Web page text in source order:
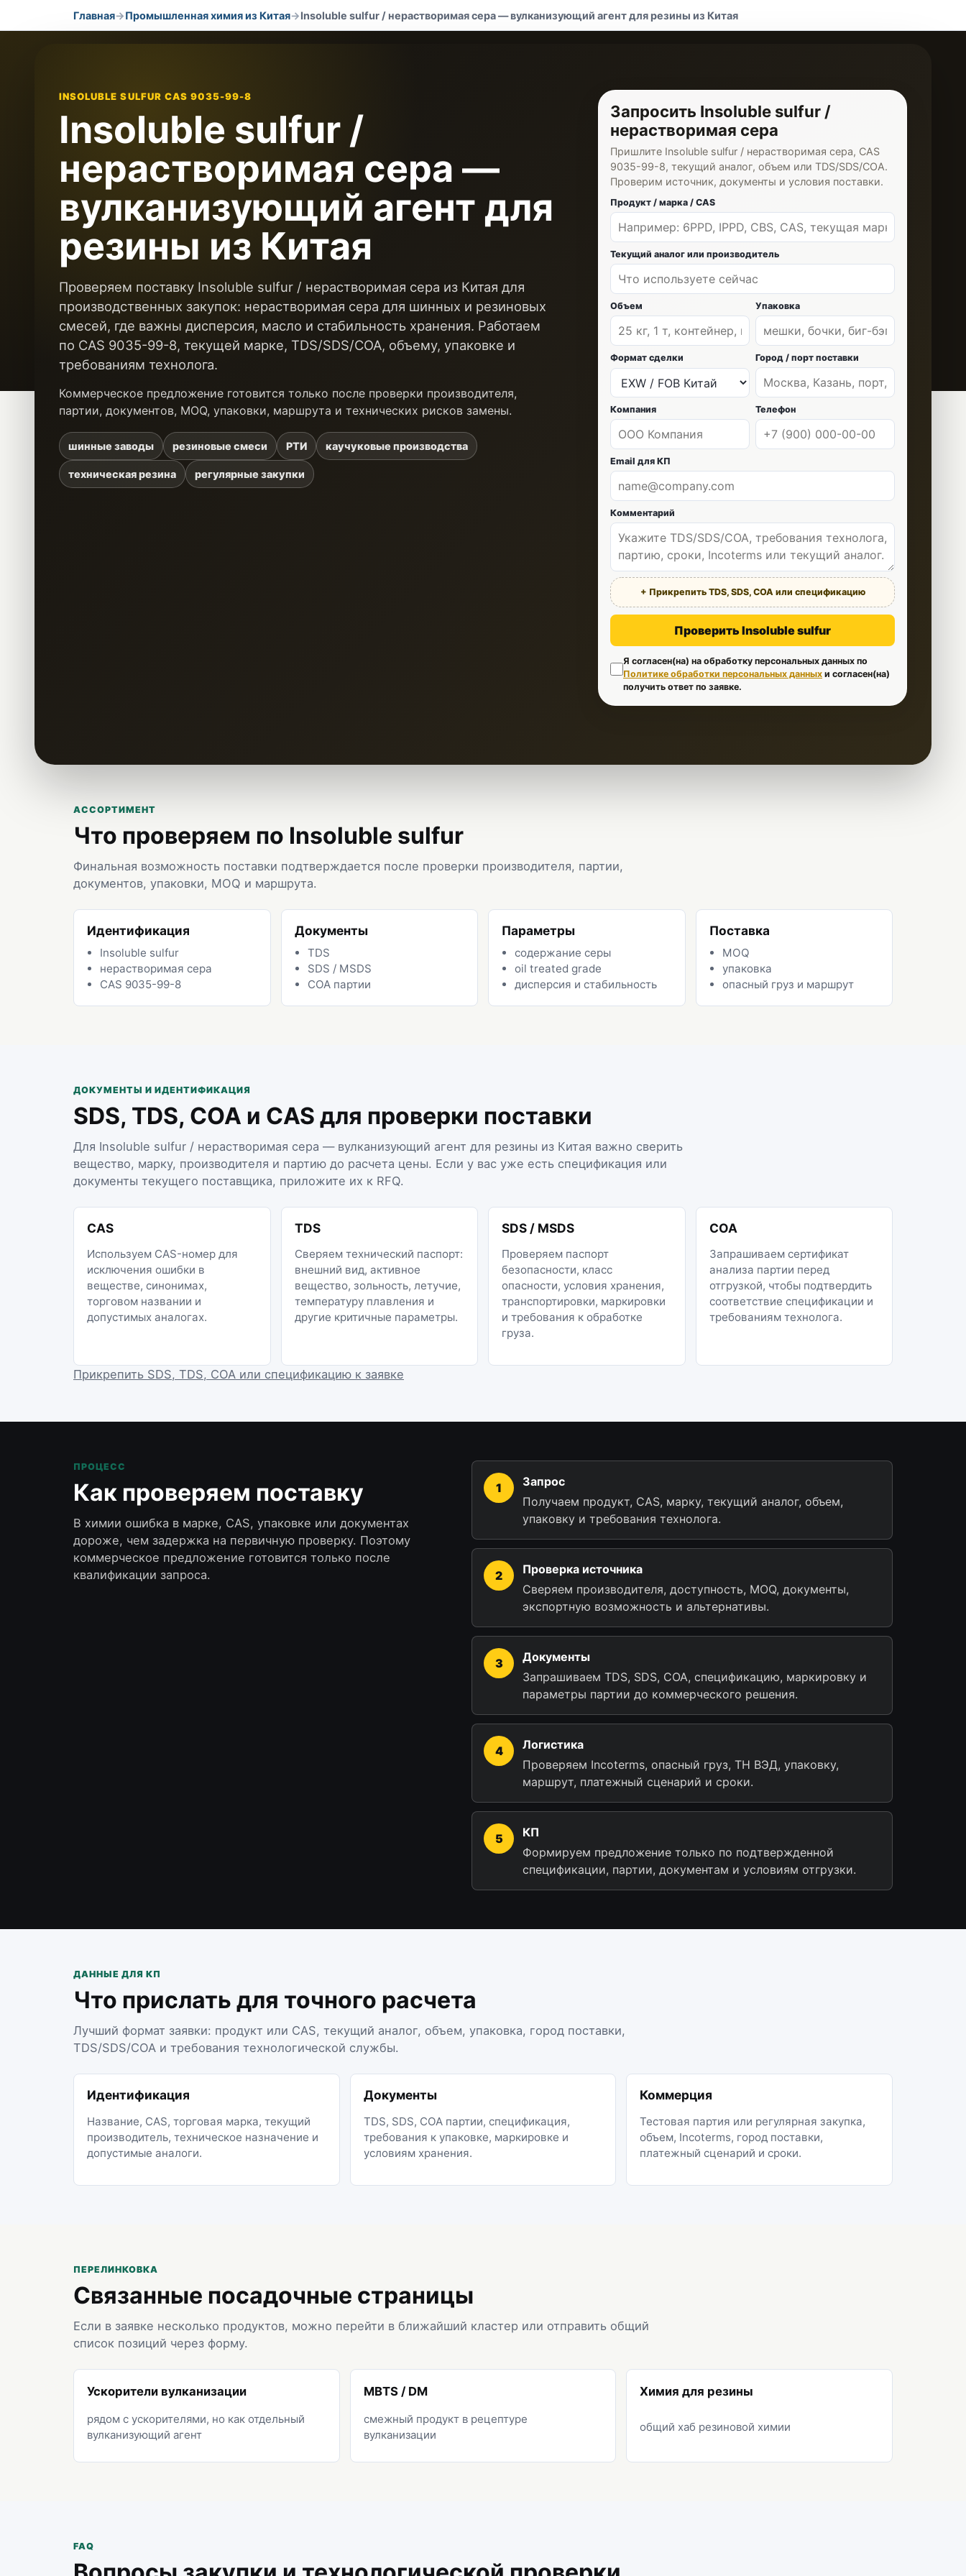
Главная→Промышленная химия из Китая→Insoluble sulfur / нерастворимая сера — вулканизующий агент для резины из Китая
INSOLUBLE SULFUR CAS 9035-99-8
Insoluble sulfur /
нерастворимая сера —
вулканизующий агент для
резины из Китая
Проверяем поставку Insoluble sulfur / нерастворимая сера из Китая для
производственных закупок: нерастворимая сера для шинных и резиновых
смесей, где важны дисперсия, масло и стабильность хранения. Работаем
по CAS 9035-99-8, текущей марке, TDS/SDS/COA, объему, упаковке и
требованиям технолога.
Коммерческое предложение готовится только после проверки производителя,
партии, документов, MOQ, упаковки, маршрута и технических рисков замены.
шинные заводы резиновые смеси РТИ каучуковые производства
техническая резина регулярные закупки
Запросить Insoluble sulfur /
нерастворимая сера
Пришлите Insoluble sulfur / нерастворимая сера, CAS
9035-99-8, текущий аналог, объем или TDS/SDS/COA.
Проверим источник, документы и условия поставки.
Продукт / марка / CAS
Текущий аналог или производитель
Объем Упаковка
Формат сделки Город / порт поставки
Компания Телефон
Email для КП
Комментарий
+ Прикрепить TDS, SDS, COA или спецификацию
Проверить Insoluble sulfur
Я согласен(на) на обработку персональных данных по
Политике обработки персональных данных и согласен(на)
получить ответ по заявке.
АССОРТИМЕНТ
Что проверяем по Insoluble sulfur
Финальная возможность поставки подтверждается после проверки производителя, партии,
документов, упаковки, MOQ и маршрута.
Идентификация
Insoluble sulfur
нерастворимая сера
CAS 9035-99-8
Документы
TDS
SDS / MSDS
COA партии
Параметры
содержание серы
oil treated grade
дисперсия и стабильность
Поставка
MOQ
упаковка
опасный груз и маршрут
ДОКУМЕНТЫ И ИДЕНТИФИКАЦИЯ
SDS, TDS, COA и CAS для проверки поставки
Для Insoluble sulfur / нерастворимая сера — вулканизующий агент для резины из Китая важно сверить
вещество, марку, производителя и партию до расчета цены. Если у вас уже есть спецификация или
документы текущего поставщика, приложите их к RFQ.
CAS
Используем CAS-номер для
исключения ошибки в
веществе, синонимах,
торговом названии и
допустимых аналогах.
TDS
Сверяем технический паспорт:
внешний вид, активное
вещество, зольность, летучие,
температуру плавления и
другие критичные параметры.
SDS / MSDS
Проверяем паспорт
безопасности, класс
опасности, условия хранения,
транспортировки, маркировки
и требования к обработке
груза.
COA
Запрашиваем сертификат
анализа партии перед
отгрузкой, чтобы подтвердить
соответствие спецификации и
требованиям технолога.
Прикрепить SDS, TDS, COA или спецификацию к заявке
ПРОЦЕСС
Как проверяем поставку
В химии ошибка в марке, CAS, упаковке или документах
дороже, чем задержка на первичную проверку. Поэтому
коммерческое предложение готовится только после
квалификации запроса.
Запрос
Получаем продукт, CAS, марку, текущий аналог, объем,
упаковку и требования технолога.
Проверка источника
Сверяем производителя, доступность, MOQ, документы,
экспортную возможность и альтернативы.
Документы
Запрашиваем TDS, SDS, COA, спецификацию, маркировку и
параметры партии до коммерческого решения.
Логистика
Проверяем Incoterms, опасный груз, ТН ВЭД, упаковку,
маршрут, платежный сценарий и сроки.
КП
Формируем предложение только по подтвержденной
спецификации, партии, документам и условиям отгрузки.
ДАННЫЕ ДЛЯ КП
Что прислать для точного расчета
Лучший формат заявки: продукт или CAS, текущий аналог, объем, упаковка, город поставки,
TDS/SDS/COA и требования технологической службы.
Идентификация
Название, CAS, торговая марка, текущий
производитель, техническое назначение и
допустимые аналоги.
Документы
TDS, SDS, COA партии, спецификация,
требования к упаковке, маркировке и
условиям хранения.
Коммерция
Тестовая партия или регулярная закупка,
объем, Incoterms, город поставки,
платежный сценарий и сроки.
ПЕРЕЛИНКОВКА
Связанные посадочные страницы
Если в заявке несколько продуктов, можно перейти в ближайший кластер или отправить общий
список позиций через форму.
Ускорители вулканизации
рядом с ускорителями, но как отдельный
вулканизующий агент
MBTS / DM
смежный продукт в рецептуре
вулканизации
Химия для резины
общий хаб резиновой химии
FAQ